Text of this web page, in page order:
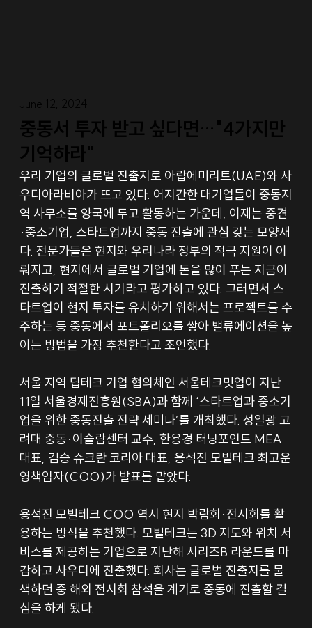
June 12, 2024
중동서 투자 받고 싶다면…"4가지만
기억하라"
우리 기업의 글로벌 진출지로 아랍에미리트(UAE)와 사
우디아라비아가 뜨고 있다. 어지간한 대기업들이 중동지
역 사무소를 양국에 두고 활동하는 가운데, 이제는 중견
·중소기업, 스타트업까지 중동 진출에 관심 갖는 모양새
다. 전문가들은 현지와 우리나라 정부의 적극 지원이 이
뤄지고, 현지에서 글로벌 기업에 돈을 많이 푸는 지금이
진출하기 적절한 시기라고 평가하고 있다. 그러면서 스
타트업이 현지 투자를 유치하기 위해서는 프로젝트를 수
주하는 등 중동에서 포트폴리오를 쌓아 밸류에이션을 높
이는 방법을 가장 추천한다고 조언했다.
서울 지역 딥테크 기업 협의체인 서울테크밋업이 지난
11일 서울경제진흥원(SBA)과 함께 ‘스타트업과 중소기
업을 위한 중동진출 전략 세미나’를 개최했다. 성일광 고
려대 중동·이슬람센터 교수, 한용경 터닝포인트 MEA
대표, 김승 슈크란 코리아 대표, 용석진 모빌테크 최고운
영책임자(COO)가 발표를 맡았다.
용석진 모빌테크 COO 역시 현지 박람회·전시회를 활
용하는 방식을 추천했다. 모빌테크는 3D 지도와 위치 서
비스를 제공하는 기업으로 지난해 시리즈B 라운드를 마
감하고 사우디에 진출했다. 회사는 글로벌 진출지를 물
색하던 중 해외 전시회 참석을 계기로 중동에 진출할 결
심을 하게 됐다.